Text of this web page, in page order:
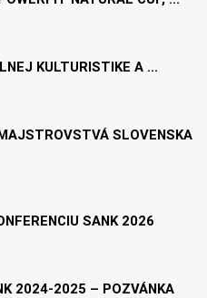
KULTURISTIKE A ...
SLOVENSKA
SANK 2026
2024-2025 – POZVÁNKA